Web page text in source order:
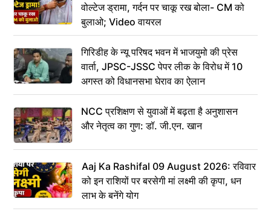
वोल्टेज ड्रामा, गर्दन पर चाकू रख बोला- CM को
बुलाओ; Video वायरल
गिरिडीह के न्यू परिषद भवन में भाजयुमो की प्रेस
वार्ता, JPSC-JSSC पेपर लीक के विरोध में 10
अगस्त को विधानसभा घेराव का ऐलान
NCC प्रशिक्षण से युवाओं में बढ़ता है अनुशासन
और नेतृत्व का गुण: डॉ. जी.एन. खान
Aaj Ka Rashifal 09 August 2026: रविवार
को इन राशियों पर बरसेगी मां लक्ष्मी की कृपा, धन
लाभ के बनेंगे योग